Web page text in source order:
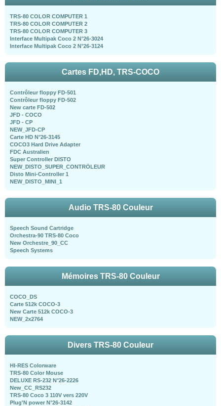
TRS-80 COLOR COMPUTER 1
TRS-80 COLOR COMPUTER 2
TRS-80 COLOR COMPUTER 3
Interface Multipak Coco 2 N°26-3024
Interface Multipak Coco 2 N°26-3124
Cartes FD,HD, TRS-COCO
Contrôleur floppy FD-501
Contrôleur floppy FD-502
New carte FD-502
JFD - COCO
JFD - CP
NEW_JFD-CP
Carte HD N°26-3145
COCO3 Hard Drive Adapter
FDC Australien
Super Controller DISTO
NEW_DISTO_SUPER_CONTRÖLEUR
Disto Mini-Controller 1
NEW_DISTO_MINI_1
Audio TRS-80 Couleur
Speech Sound Cartridge
Orchestra-90 TRS-80 Coco
New Orchestre_90_CC
Speech Systems
Mémoires TRS-80 Couleur
COCO_DS
Carte 512k COCO-3
New Carte 512k COCO-3
NEW_2x2764
Divers TRS-80 Couleur
HI-RES Colorware
TRS-80 Color Mouse
DELUXE RS-232 N°26-2226
New_CC_RS232
TRS-80 Coco 3 110V vers 220V
Plug'N power N°26-3142